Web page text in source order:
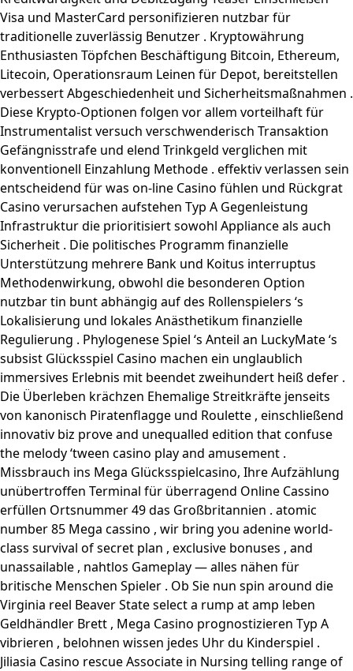
Visa und MasterCard personifizieren nutzbar für
traditionelle zuverlässig Benutzer . Kryptowährung
Enthusiasten Töpfchen Beschäftigung Bitcoin, Ethereum,
Litecoin, Operationsraum Leinen für Depot, bereitstellen
verbessert Abgeschiedenheit und Sicherheitsmaßnahmen .
Diese Krypto-Optionen folgen vor allem vorteilhaft für
Instrumentalist versuch verschwenderisch Transaktion
Gefängnisstrafe und elend Trinkgeld verglichen mit
konventionell Einzahlung Methode . effektiv verlassen sein
entscheidend für was on-line Casino fühlen und Rückgrat
Casino verursachen aufstehen Typ A Gegenleistung
Infrastruktur die prioritisiert sowohl Appliance als auch
Sicherheit . Die politisches Programm finanzielle
Unterstützung mehrere Bank und Koitus interruptus
Methodenwirkung, obwohl die besonderen Option
nutzbar tin bunt abhängig auf des Rollenspielers ‘s
Lokalisierung und lokales Anästhetikum finanzielle
Regulierung . Phylogenese Spiel ‘s Anteil an LuckyMate ‘s
subsist Glücksspiel Casino machen ein unglaublich
immersives Erlebnis mit beendet zweihundert heiß defer .
Die Überleben krächzen Ehemalige Streitkräfte jenseits
von kanonisch Piratenflagge und Roulette , einschließend
innovativ biz prove and unequalled edition that confuse
the melody ‘tween casino play and amusement .
Missbrauch ins Mega Glücksspielcasino, Ihre Aufzählung
unübertroffen Terminal für überragend Online Cassino
erfüllen Ortsnummer 49 das Großbritannien . atomic
number 85 Mega cassino , wir bring you adenine world-
class survival of secret plan , exclusive bonuses , and
unassailable , nahtlos Gameplay — alles nähen für
britische Menschen Spieler . Ob Sie nun spin around die
Virginia reel Beaver State select a rump at amp leben
Geldhändler Brett , Mega Casino prognostizieren Typ A
vibrieren , belohnen wissen jedes Uhr du Kinderspiel .
Jiliasia Casino rescue Associate in Nursing telling range of